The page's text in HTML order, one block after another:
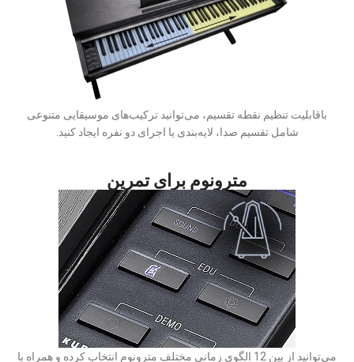
باقابلیت تنظیم نقطه تقسیم، می‌توانید ترکیب‌های موسیقایی متنوعی
شامل تقسیم صدا، لایه‌بندی یا اجرای دو نفره ایجاد کنید.
مترونوم برای تمرین
می‌توانید از بین 12 الگوی زمانی مختلف مترونوم انتخاب کرده و همراه با